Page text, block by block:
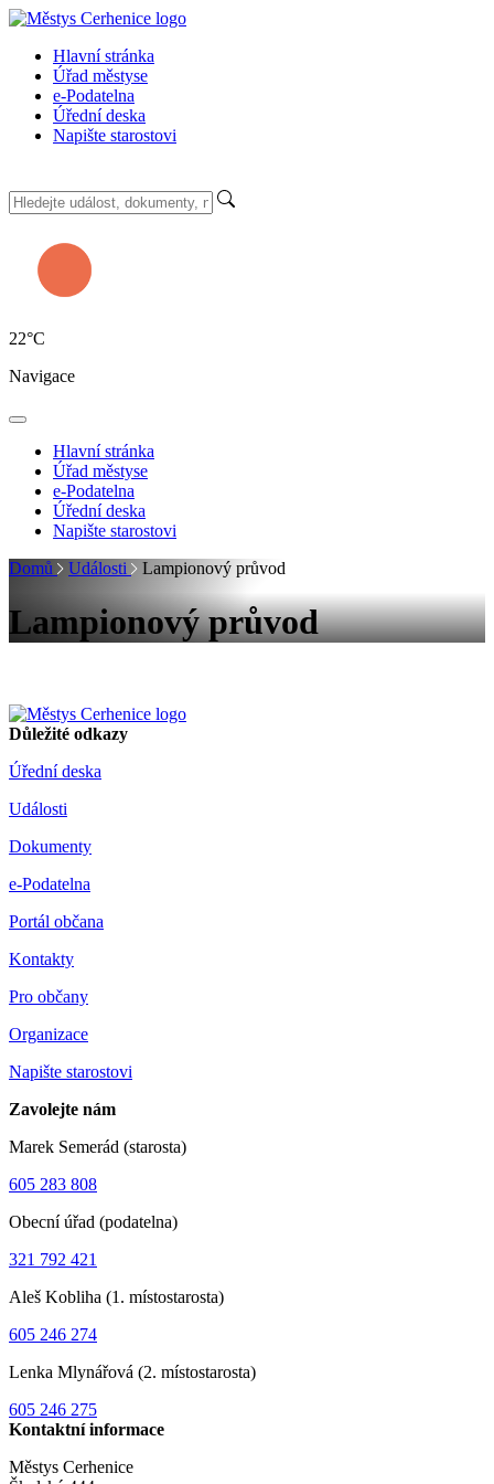
Hlavní stránka
Úřad městyse
e-Podatelna
Úřední deska
Napište starostovi
22°C
Navigace
Hlavní stránka
Úřad městyse
e-Podatelna
Úřední deska
Napište starostovi
Domů
Události Lampionový průvod
Lampionový průvod
Důležité odkazy
Úřední deska
Události
Dokumenty
e-Podatelna
Portál občana
Kontakty
Pro občany
Organizace
Napište starostovi
Zavolejte nám
Marek Semerád (starosta)
605 283 808
Obecní úřad (podatelna)
321 792 421
Aleš Kobliha (1. místostarosta)
605 246 274
Lenka Mlynářová (2. místostarosta)
605 246 275
Kontaktní informace
Městys Cerhenice